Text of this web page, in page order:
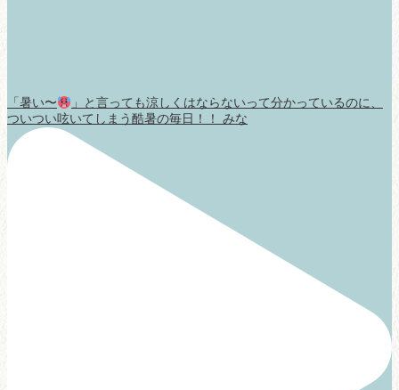
「暑い〜
」と言っても涼しくはならないって分かっているのに、
ついつい呟いてしまう酷暑の毎日！！ みな